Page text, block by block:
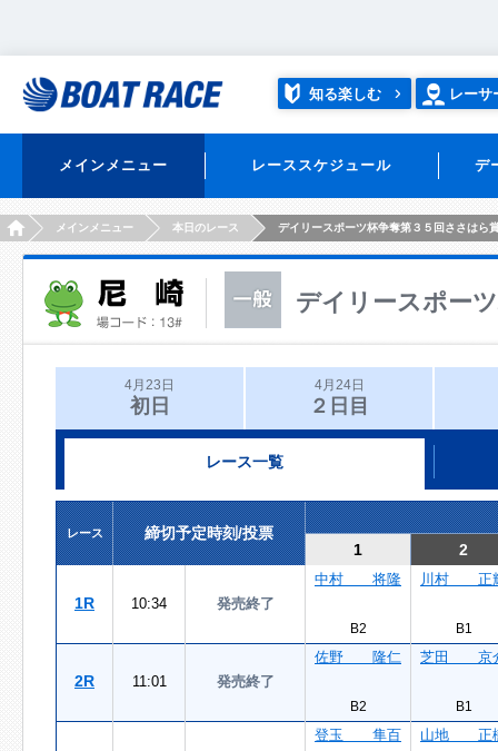
知る楽しむ レーサ
メインメニュー レーススケジュール デ
HOMEメインメニュー 本日のレース デイリースポーツ杯争奪第３５回ささはら
デイリースポー
4月23日
初日
4月24日
２日目
レース一覧
レース
締切予定時刻/投票
1
2
1R 10:34 発売終了
中村 将隆
B2
川村 正
B1
2R 11:01 発売終了
佐野 隆仁
B2
芝田 京
B1
登玉 隼百 山地 正